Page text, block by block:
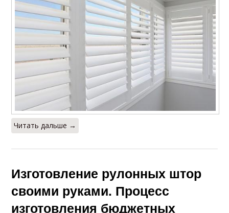
Читать дальше →
Изготовление рулонных штор
своими руками. Процесс
изготовления бюджетных